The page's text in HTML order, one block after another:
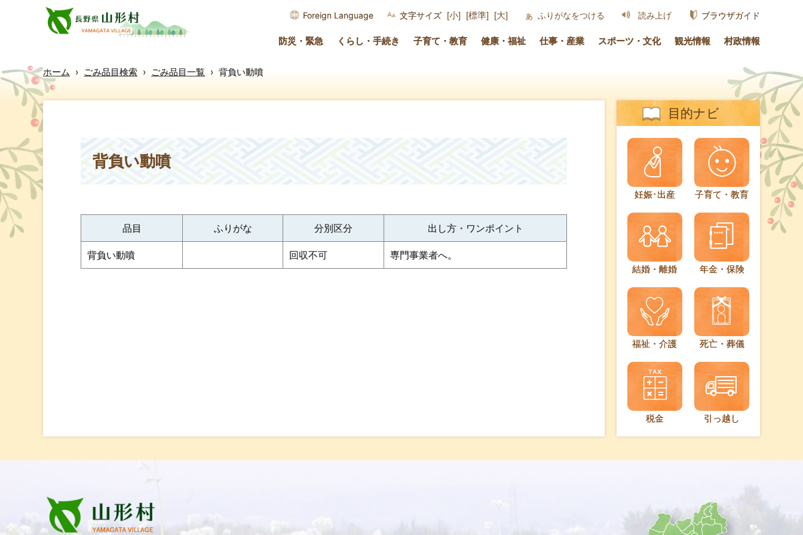
Foreign Language 文字サイズ [小] [標準] [大] ふりがなをつける 読み上げ ブラウザガイド
防災・緊急 くらし・手続き 子育て・教育 健康・福祉 仕事・産業 スポーツ・文化 観光情報 村政情報
ホーム › ごみ品目検索 › ごみ品目一覧 › 背負い動噴
背負い動噴
品目 ふりがな 分別区分 出し方・ワンポイント
背負い動噴 回収不可 専門事業者へ。
目的ナビ
妊娠･出産 子育て・教育
結婚・離婚 年金・保険
福祉・介護 死亡・葬儀
税金 引っ越し